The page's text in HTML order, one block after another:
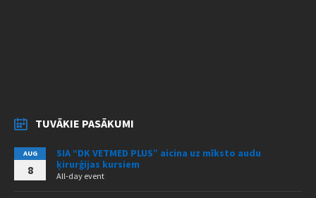
TUVĀKIE PASĀKUMI
AUG
8
SIA “DK VETMED PLUS” aicina uz mīksto audu
ķirurģijas kursiem
All-day event